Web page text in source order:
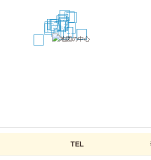
1
23
4
5
6
7
8
9
10
11 12
13
14
15
16
17
18
19
20
21
22
23
24
25
2628
29
30
TEL